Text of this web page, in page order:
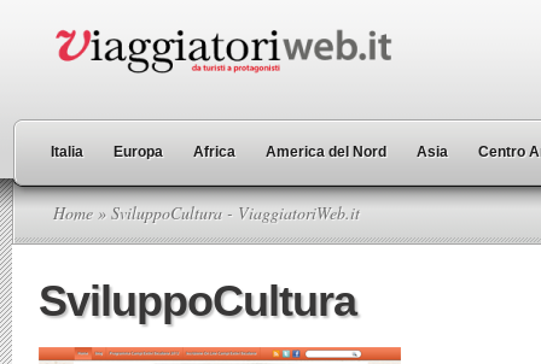
Italia Europa Africa America del Nord Asia Centro
Home » SviluppoCultura - ViaggiatoriWeb.it
SviluppoCultura